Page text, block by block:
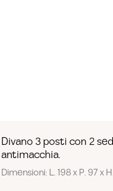
Divano 3 posti con 2
antimacchia.
Dimensioni: L. 198 x P. 97 x